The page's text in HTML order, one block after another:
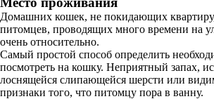
Домашних кошек, не покидающих
питомцев, проводящих много времени на
очень относительно.
Самый простой способ определить
посмотреть на кошку. Неприятный запах,
лоснящейся слипающейся шерсти или
признаки того, что питомцу пора в ванну.